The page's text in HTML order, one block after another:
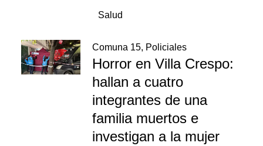
Salud
Comuna 15, Policiales
Horror en Villa Crespo:
hallan a cuatro
integrantes de una
familia muertos e
investigan a la mujer